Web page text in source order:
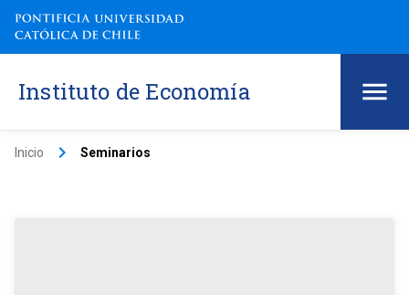
Instituto de Economía
Inicio keyboard_arrow_right Seminarios